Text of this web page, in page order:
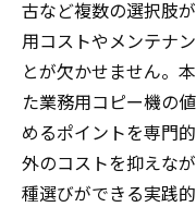
古など複数の選択肢
用コストやメンテナ
とが欠かせません。
た業務用コピー機の
めるポイントを専門
外のコストを抑えな
種選びができる実践